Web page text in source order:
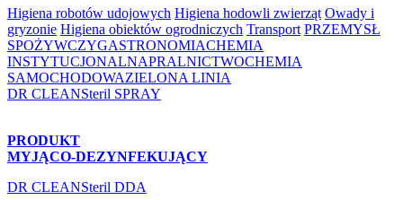
Higiena robotów udojowych Higiena hodowli zwierząt Owady i
gryzonie Higiena obiektów ogrodniczych Transport PRZEMYSŁ
SPOŻYWCZYGASTRONOMIACHEMIA
INSTYTUCJONALNAPRALNICTWOCHEMIA
SAMOCHODOWAZIELONA LINIA
DR CLEANSteril SPRAY
PRODUKT
MYJĄCO-DEZYNFEKUJĄCY
DR CLEANSteril DDA